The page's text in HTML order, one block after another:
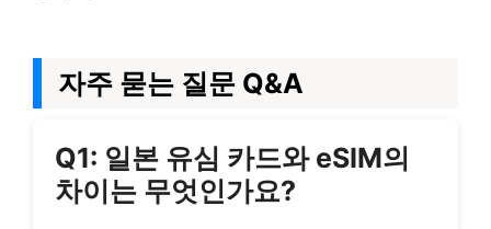
자주 묻는 질문 Q&A
Q1: 일본 유심 카드와 eSIM의
차이는 무엇인가요?